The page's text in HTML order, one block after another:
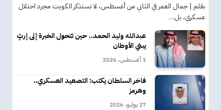
بقلم | جمال العمر في الثاني من أغسطس، لا تستذكر الكويت مجرد احتلال
عسكري، بل…
عبدالله وليد الحمد.. حين تتحول الخبرة إلى إرثٍ
يبني الأوطان
1 أغسطس، 2026
فاخر السلطان يكتب: التصعيد العسكري..
وهرمز
27 يوليو، 2026